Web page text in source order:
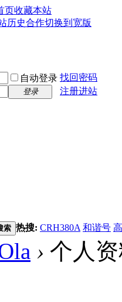
页收藏本站
历史合作切换到宽版
自动登录 找回密码
登录 注册进站
索 热搜: CRH380A 和谐号
› 个人